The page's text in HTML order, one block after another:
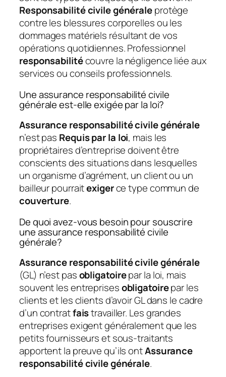
Responsabilité civile généraleprotège
contre les blessures corporelles ou les
dommages matériels résultant de vos
opérations quotidiennes. Professionnel
responsabilitécouvre la négligence liée aux
services ou conseils professionnels.
Une assurance responsabilité civile
générale est-elle exigée par la loi?
Assurance responsabilité civile générale
n’est pas Requis par la loi, mais les
propriétaires d’entreprise doivent être
conscients des situations dans lesquelles
un organisme d’agrément, un client ou un
bailleur pourraitexigerce type commun de
couverture.
De quoi avez-vous besoin pour souscrire
une assurance responsabilité civile
générale?
Assurance responsabilité civile générale
(GL) n’est pasobligatoirepar la loi, mais
souvent les entreprisesobligatoirepar les
clients et les clients d’avoir GL dans le cadre
d’un contratfaistravailler. Les grandes
entreprises exigent généralement que les
petits fournisseurs et sous-traitants
apportent la preuve qu’ils ontAssurance
responsabilité civile générale.